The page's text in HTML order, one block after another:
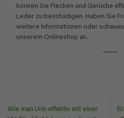
können Sie Flecken und Gerüche
Leder zu beschädigen. Haben Sie
weitere Informationen oder
unserem Onlineshop an.
Wie man Urin effektiv mit einer